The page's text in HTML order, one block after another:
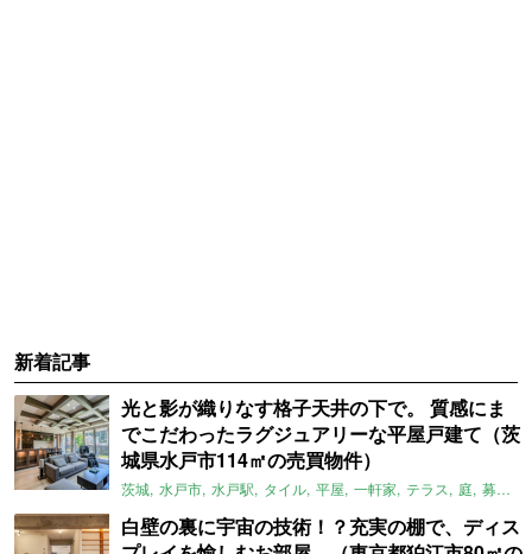
新着記事
光と影が織りなす格子天井の下で。 質感にま
でこだわったラグジュアリーな平屋戸建て（茨
城県水戸市114㎡の売買物件）
茨城 水戸市 水戸駅 タイル 平屋 一軒家 テラス 庭 募集中
白壁の裏に宇宙の技術！？充実の棚で、ディス